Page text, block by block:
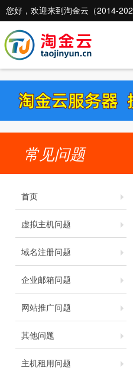
您好，欢迎来到淘金云（2014-
常见问题
首页
虚拟主机问题
域名注册问题
企业邮箱问题
网站推广问题
其他问题
主机租用问题